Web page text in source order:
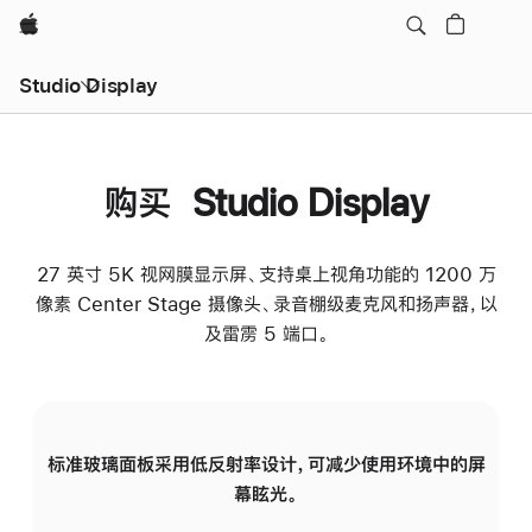
Apple
Studio Display
购买 Studio Display
27 英寸 5K 视网膜显示屏、支持桌上视角功能的 1200 万
像素 Center Stage 摄像头、录音棚级麦克风和扬声器，以
及雷雳 5 端口。
标准玻璃面板采用低反射率设计，可减少使用环境中的屏
幕眩光。